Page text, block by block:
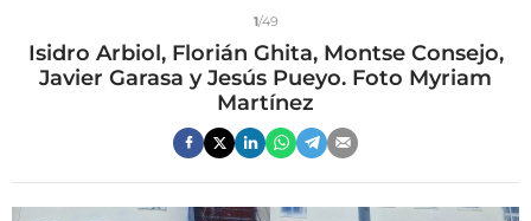
1/49
Isidro Arbiol, Florián Ghita, Montse Consejo,
Javier Garasa y Jesús Pueyo. Foto Myriam
Martínez